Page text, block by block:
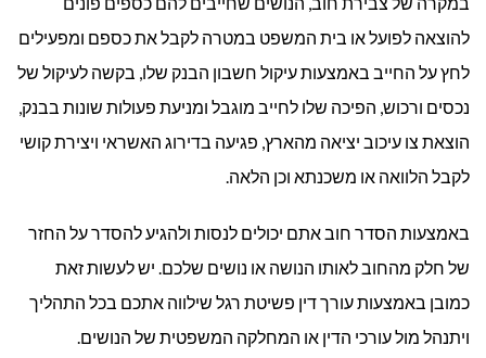
להוצאה לפועל או בית המשפט במטרה לקבל את כספם ומפעילים
לחץ על החייב באמצעות עיקול חשבון הבנק שלו, בקשה לעיקול של
נכסים ורכוש, הפיכה שלו לחייב מוגבל ומניעת פעולות שונות בבנק,
הוצאת צו עיכוב יציאה מהארץ, פגיעה בדירוג האשראי ויצירת קושי
לקבל הלוואה או משכנתא וכן הלאה.
באמצעות הסדר חוב אתם יכולים לנסות ולהגיע להסדר על החזר
של חלק מהחוב לאותו הנושה או נושים שלכם. יש לעשות זאת
כמובן באמצעות עורך דין פשיטת רגל שילווה אתכם בכל התהליך
ויתנהל מול עורכי הדין או המחלקה המשפטית של הנושים.